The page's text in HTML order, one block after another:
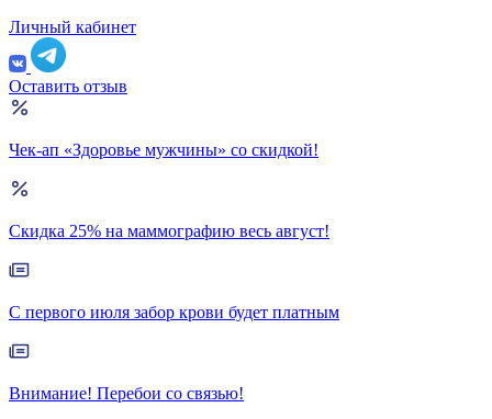
Личный кабинет
Оставить отзыв
Чек-ап «Здоровье мужчины» со скидкой!
Скидка 25% на маммографию весь август!
С первого июля забор крови будет платным
Внимание! Перебои со связью!